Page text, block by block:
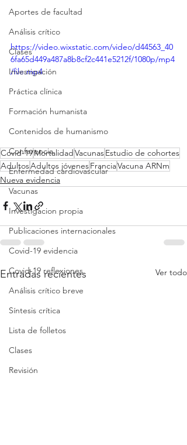
Aportes de facultad
Análisis crítico
Clases
Investigación
Práctica clínica
Formación humanista
Contenidos de humanismo
Conferencia
Enfermedad cardiovascular
Vacunas
Investigacion propia
Publicaciones internacionales
Covid-19 evidencia
Covid-19 reflexiones
Análisis crítico breve
Síntesis crítica
Lista de folletos
Clases
Revisión
https://video.wixstatic.com/video/d44563_40
6fa65d449a487a8b8cf2c441e5212f/1080p/mp4
/file.mp4
Covid-19MortalidadVacunasEstudio de cohortes
AdultosAdultos jóvenesFranciaVacuna ARNm
Nueva evidencia
Entradas recientes Ver todo